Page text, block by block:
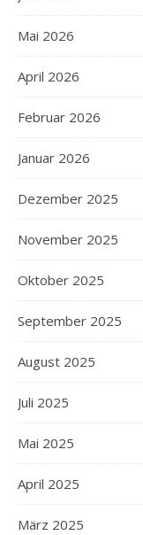
Mai 2026
April 2026
Februar 2026
Januar 2026
Dezember 2025
November 2025
Oktober 2025
September 2025
August 2025
Juli 2025
Mai 2025
April 2025
März 2025